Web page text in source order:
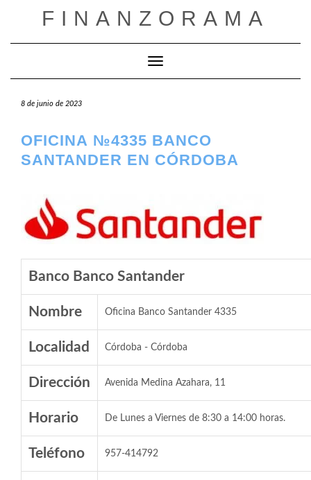
FINANZORAMA
Cambiar modo de navegación
8 de junio de 2023
OFICINA №4335 BANCO
SANTANDER EN CÓRDOBA
Banco Banco Santander
Nombre Oficina Banco Santander 4335
Localidad Córdoba - Córdoba
Dirección Avenida Medina Azahara, 11
Horario De Lunes a Viernes de 8:30 a 14:00 horas.
Teléfono 957-414792